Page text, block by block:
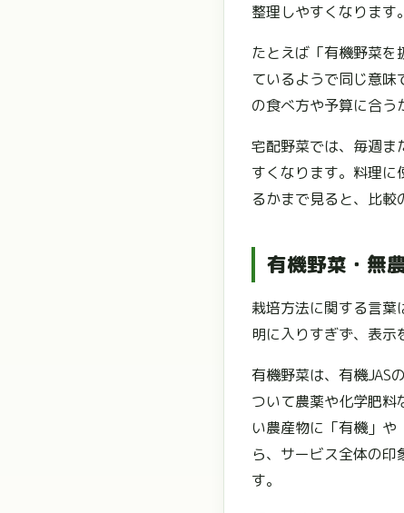
整理しやすくなります。
たとえば「有機野菜
ているようで同じ意
の食べ方や予算に合う
宅配野菜では、毎週ま
すくなります。料理
るかまで見ると、比較
有機野菜・無
栽培方法に関する言葉
明に入りすぎず、表示
有機野菜は、有機JAS
ついて農薬や化学肥料
い農産物に「有機」
ら、サービス全体の
す。